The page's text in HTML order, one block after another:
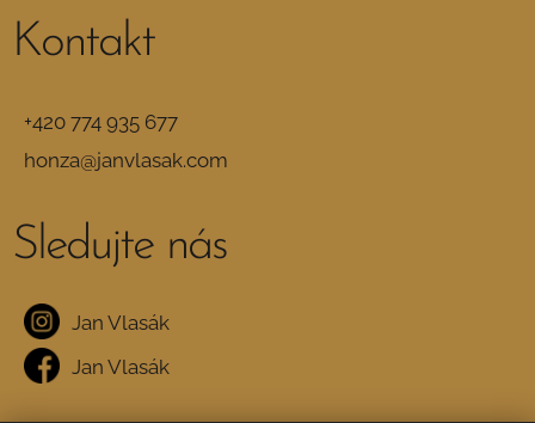
Kontakt
+420 774 935 677
honza@janvlasak.com
Sledujte nás
Jan Vlasák
Jan Vlasák